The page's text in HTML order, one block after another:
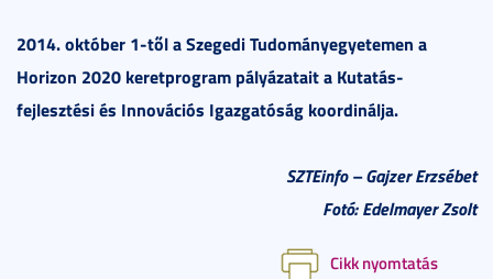
2014. október 1-től a Szegedi Tudományegyetemen a
Horizon 2020 keretprogram pályázatait a Kutatás-
fejlesztési és Innovációs Igazgatóság koordinálja.
SZTEinfo – Gajzer Erzsébet
Fotó: Edelmayer Zsolt
Cikk nyomtatás